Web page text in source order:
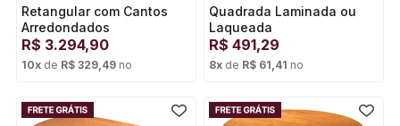
Retangular com Cantos
Arredondados
R$ 3.294,90
10x de R$ 329,49 no
Quadrada Laminada ou
Laqueada
R$ 491,29
8x de R$ 61,41 no